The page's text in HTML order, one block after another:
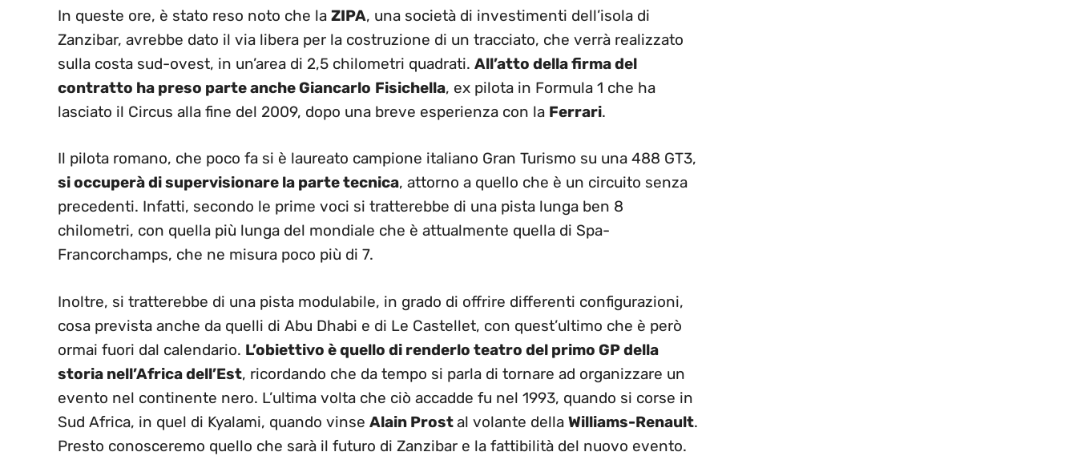
In queste ore, è stato reso noto che la ZIPA, una società di investimenti dell’isola di
Zanzibar, avrebbe dato il via libera per la costruzione di un tracciato, che verrà realizzato
sulla costa sud-ovest, in un’area di 2,5 chilometri quadrati. All’atto della firma del
contratto ha preso parte anche Giancarlo Fisichella, ex pilota in Formula 1 che ha
lasciato il Circus alla fine del 2009, dopo una breve esperienza con la Ferrari.
Il pilota romano, che poco fa si è laureato campione italiano Gran Turismo su una 488 GT3,
si occuperà di supervisionare la parte tecnica, attorno a quello che è un circuito senza
precedenti. Infatti, secondo le prime voci si tratterebbe di una pista lunga ben 8
chilometri, con quella più lunga del mondiale che è attualmente quella di Spa-
Francorchamps, che ne misura poco più di 7.
Inoltre, si tratterebbe di una pista modulabile, in grado di offrire differenti configurazioni,
cosa prevista anche da quelli di Abu Dhabi e di Le Castellet, con quest’ultimo che è però
ormai fuori dal calendario. L’obiettivo è quello di renderlo teatro del primo GP della
storia nell’Africa dell’Est, ricordando che da tempo si parla di tornare ad organizzare un
evento nel continente nero. L’ultima volta che ciò accadde fu nel 1993, quando si corse in
Sud Africa, in quel di Kyalami, quando vinse Alain Prostal volante della Williams-Renault.
Presto conosceremo quello che sarà il futuro di Zanzibar e la fattibilità del nuovo evento.